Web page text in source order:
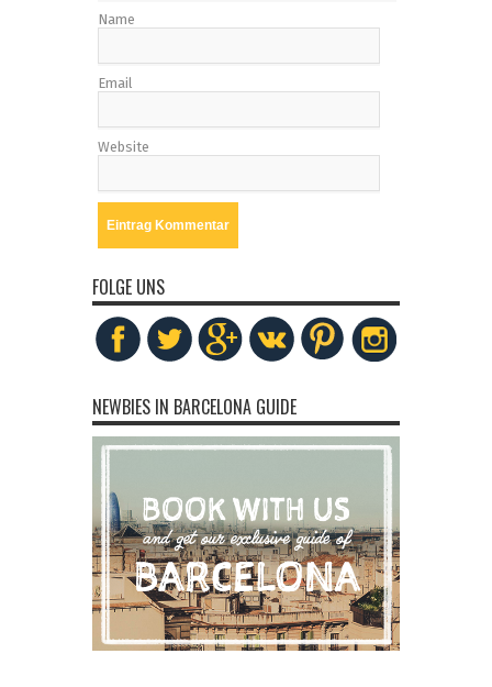
Name
Email
Website
FOLGE UNS
NEWBIES IN BARCELONA GUIDE